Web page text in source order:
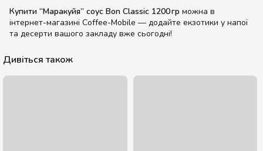
Купити “Маракуйя” соус Bon Classic 1200 гр можна в
інтернет-магазині Coffee-Mobile — додайте екзотики у напої
та десерти вашого закладу вже сьогодні!
Дивіться також